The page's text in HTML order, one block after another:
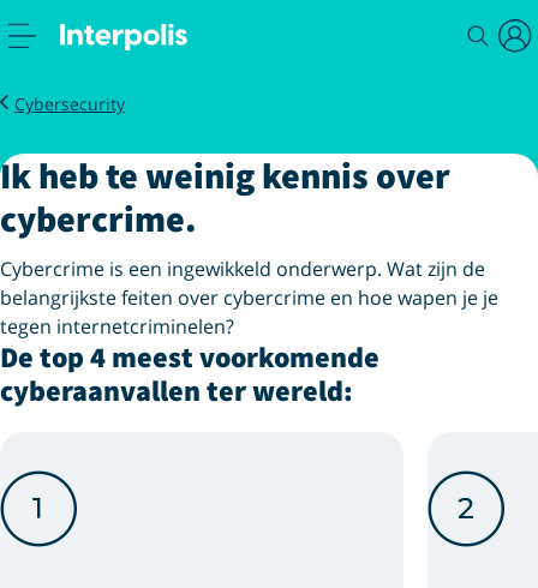
Zakelijk
Cybersecurity
Weinig kennis
Ik heb te weinig kennis over
cybercrime.
Cybercrime is een ingewikkeld onderwerp. Wat zijn de
belangrijkste feiten over cybercrime en hoe wapen je je
tegen internetcriminelen?
De top 4 meest voorkomende
cyberaanvallen ter wereld: